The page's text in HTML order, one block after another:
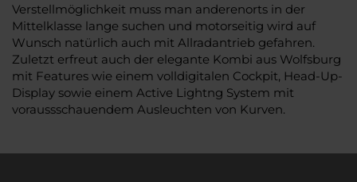
Verstellmöglichkeit muss man anderenorts in der
Mittelklasse lange suchen und motorseitig wird auf
Wunsch natürlich auch mit Allradantrieb gefahren.
Zuletzt erfreut auch der elegante Kombi aus Wolfsburg
mit Features wie einem volldigitalen Cockpit, Head-Up-
Display sowie einem Active Lightng System mit
voraussschauendem Ausleuchten von Kurven.